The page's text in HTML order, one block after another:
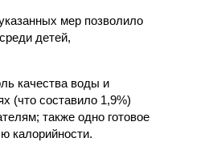
мер позволило
детей,
качества воды и
(что составило 1,9%)
также одно готовое
калорийности.